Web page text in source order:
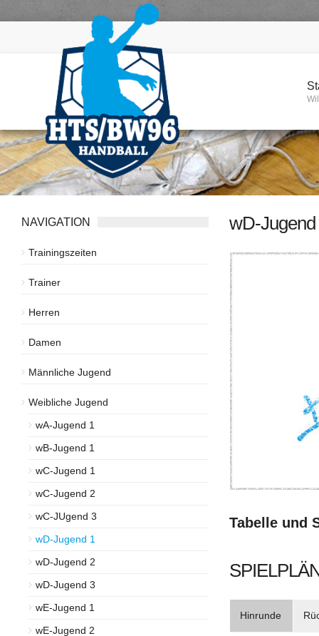
NAVIGATION
Trainingszeiten
Trainer
Herren
Damen
Männliche Jugend
Weibliche Jugend
wA-Jugend 1
wB-Jugend 1
wC-Jugend 1
wC-Jugend 2
wC-JUgend 3
wD-Jugend 1
wD-Jugend 2
wD-Jugend 3
wE-Jugend 1
wE-Jugend 2
wD-
Tabelle und
Hinrunde